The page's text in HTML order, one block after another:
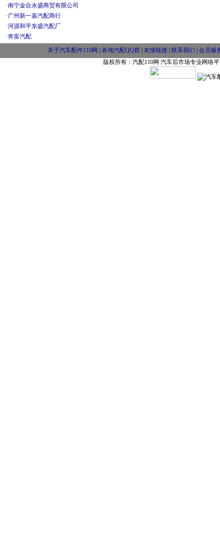
·南宁金合永盛商贸有限公司
·广州新一嘉汽配商行
·河源和平东盛汽配厂
·奔富汽配
关于汽车配件110网 各地汽配QQ群 友情链接 联系我们
会员服
版权所有：汽配110网 汽车后市场专业网络